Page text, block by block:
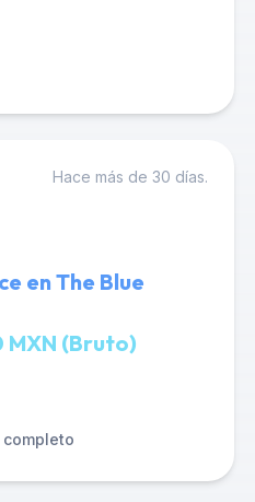
Hace más de 30 días.
en The Blue
(Bruto)